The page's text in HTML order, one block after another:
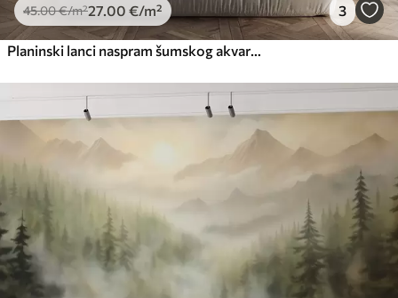
45.00€/m²27 .00 €/m² 3